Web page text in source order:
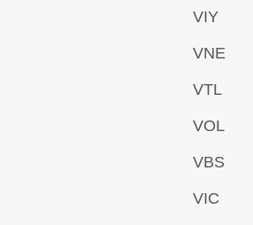
VIY
VNE
VTL
VOL
VBS
VIC